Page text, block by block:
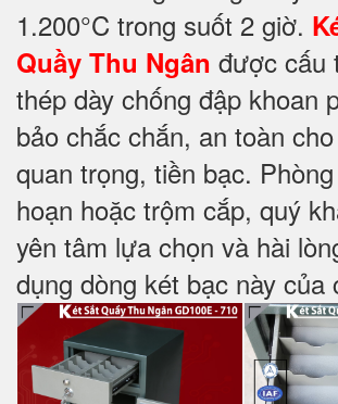
1.200°C trong suốt 2 giờ.
Quầy Thu Ngân được cấu
thép dày chống đập khoan
bảo chắc chắn, an toàn
quan trọng, tiền bạc.
hoạn hoặc trộm cắp, quý
yên tâm lựa chọn và hài
dụng dòng két bạc này của